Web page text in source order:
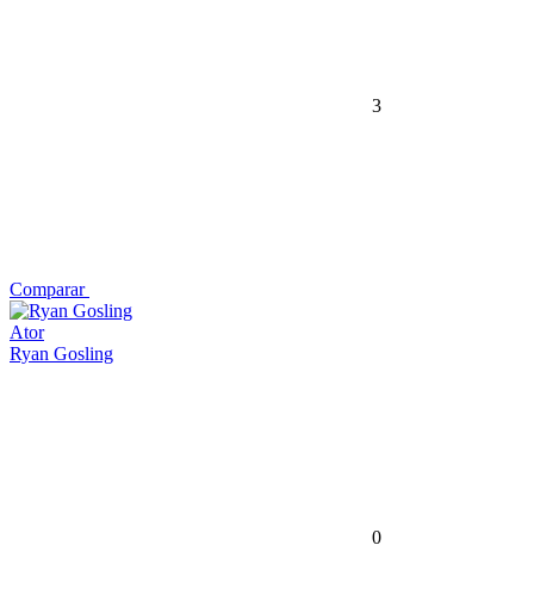
3
Comparar
Ator
Ryan Gosling
0